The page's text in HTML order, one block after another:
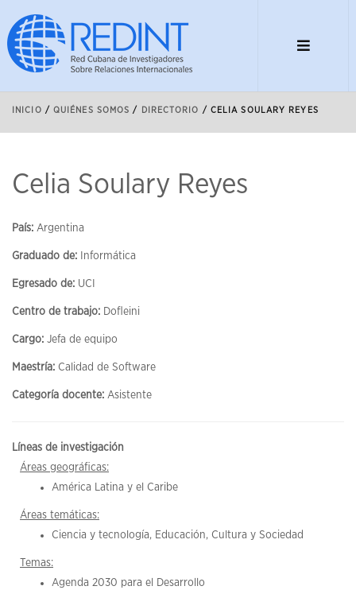
INICIO / QUIÉNES SOMOS / DIRECTORIO / CELIA SOULARY REYES
Celia Soulary Reyes
País: Argentina
Graduado de: Informática
Egresado de: UCI
Centro de trabajo: Dofleini
Cargo: Jefa de equipo
Maestría: Calidad de Software
Categoría docente: Asistente
Líneas de investigación
Áreas geográficas:
América Latina y el Caribe
Áreas temáticas:
Ciencia y tecnología, Educación, Cultura y Sociedad
Temas:
Agenda 2030 para el Desarrollo